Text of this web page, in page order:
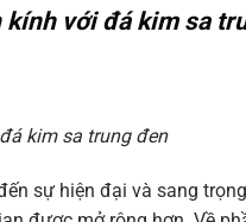
kính với đá kim sa
kim sa trung đen
sự hiện đại và sang